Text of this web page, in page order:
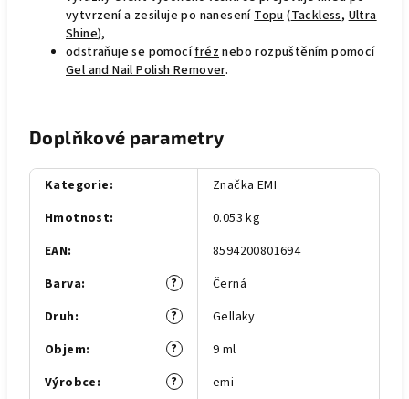
vytvrzení a zesiluje po naneseníTopu(Tackless,Ultra
Shine),
odstraňuje se pomocífréznebo rozpuštěním pomocí
Gel and Nail Polish Remover.
Doplňkové parametry
Kategorie:
Značka EMI
Hmotnost:
0.053 kg
EAN:
8594200801694
?
Barva:
Černá
?
Druh:
Gellaky
?
Objem:
9 ml
?
Výrobce:
emi